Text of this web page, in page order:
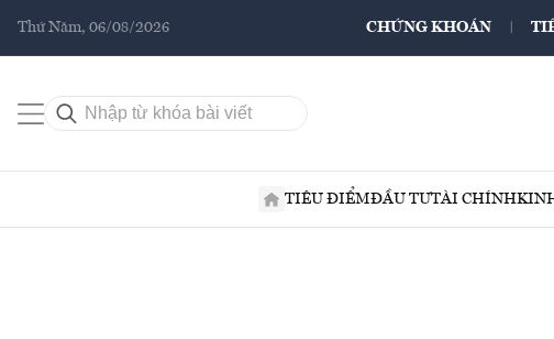
Thứ Năm, 06/08/2026 CHỨNG KHOÁN
TIÊU ĐIỂMĐẦU TƯTÀI CHÍNH